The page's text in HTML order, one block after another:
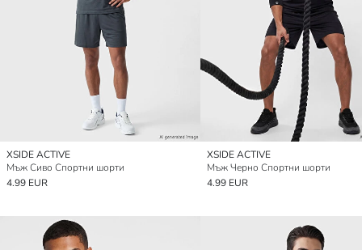
XSIDE ACTIVE
Мъж Сиво Спортни шорти
4.99 EUR
XSIDE ACTIVE
Мъж Черно Спортни шорти
4.99 EUR